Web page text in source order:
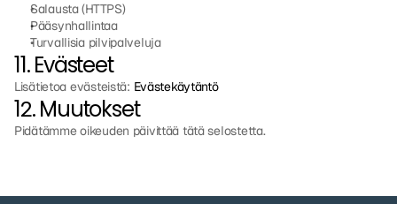
Salausta (HTTPS)
Pääsynhallintaa
Turvallisia pilvipalveluja
11. Evästeet
Lisätietoa evästeistä: Evästekäytäntö
12. Muutokset
Pidätämme oikeuden päivittää tätä selostetta.